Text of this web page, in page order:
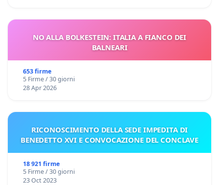
NO ALLA BOLKESTEIN: ITALIA A FIANCO DEI
BALNEARI
653 firme
5 Firme / 30 giorni
28 Apr 2026
RICONOSCIMENTO DELLA SEDE IMPEDITA DI
BENEDETTO XVI E CONVOCAZIONE DEL CONCLAVE
18 921 firme
5 Firme / 30 giorni
23 Oct 2023